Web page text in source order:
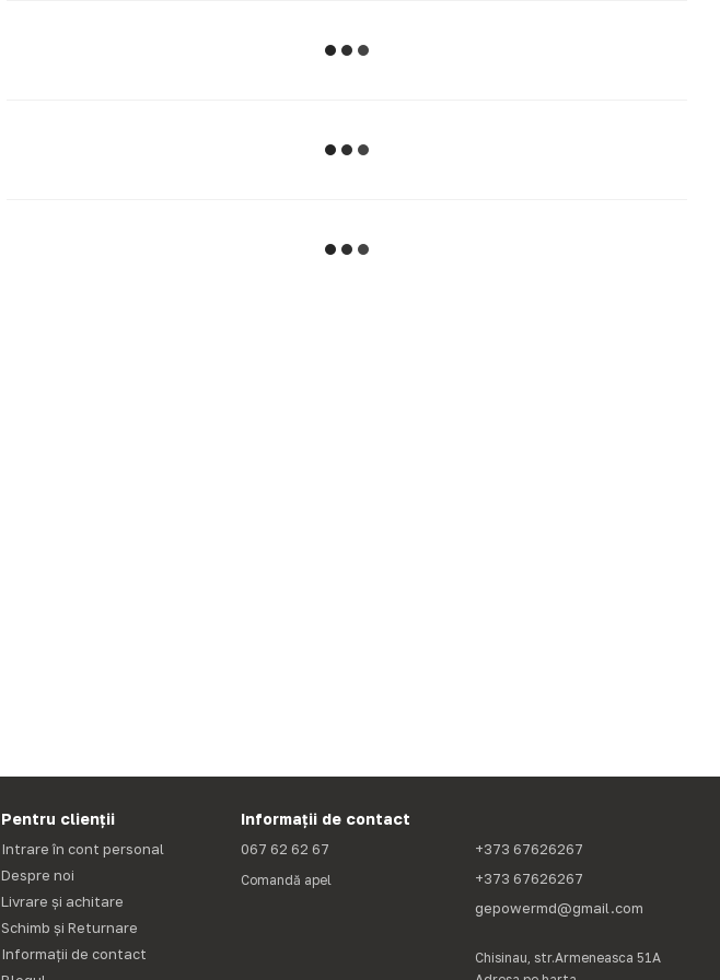
Pentru clienții
Intrare în cont personal
Despre noi
Livrare și achitare
Schimb și Returnare
Informații de contact
Informații de contact
067 62 62 67
Comandă apel
+373 67626267
+373 67626267
gepowermd@gmail.com
Chisinau, str.Armeneasca 51A